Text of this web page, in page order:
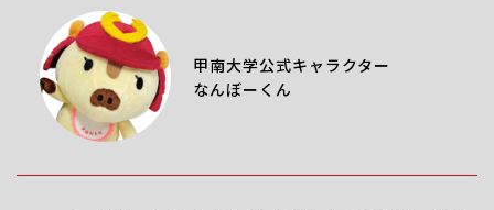
甲南大学公式キャラクター
なんぼーくん